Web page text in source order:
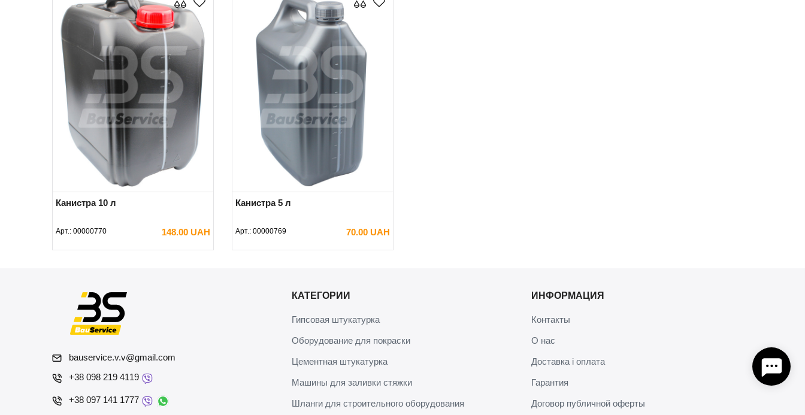
Канистра 10 л
Арт.: 00000770 148.00 UAH
В КОРЗИНУ
Канистра 5 л
Арт.: 00000769 70.00 UAH
В КОРЗИНУ
bauservice.v.v@gmail.com
+38 098 219 4119
+38 097 141 1777
КАТЕГОРИИ
Гипсовая штукатурка
Оборудование для покраски
Цементная штукатурка
Машины для заливки стяжки
Шланги для строительного оборудования
ИНФОРМАЦИЯ
Контакты
О нас
Доставка і оплата
Гарантия
Договор публичной оферты